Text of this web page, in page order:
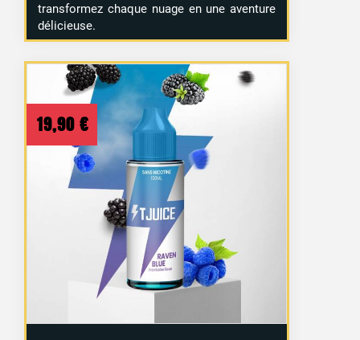
transformez chaque nuage en une aventure
délicieuse.
19,90 €